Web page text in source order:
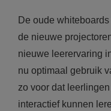
De oude
de nieuwe
nieuwe leerervaring
nu optimaal gebruik
zo voor dat
interactief kunnen